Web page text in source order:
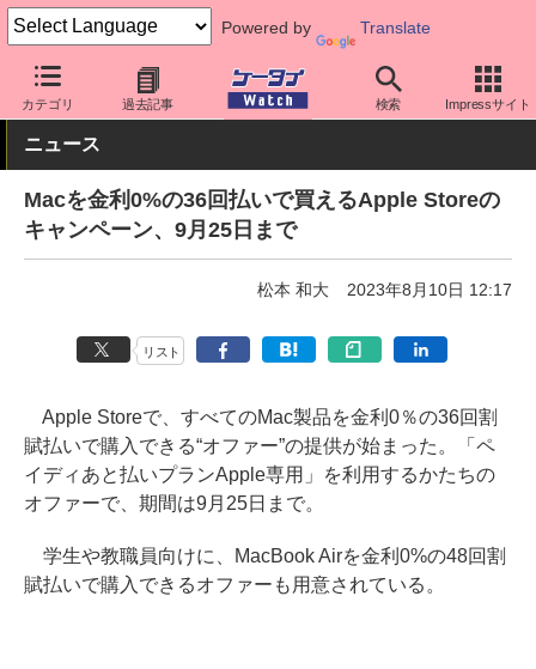
Powered by Translate
カテゴリ 過去記事 検索 Impressサイト
ケータイ Watch OS iPhone (iOS)
ニュース
Macを金利0%の36回払いで買えるApple Storeの
キャンペーン、9月25日まで
松本 和大 2023年8月10日 12:17
リスト
Apple Storeで、すべてのMac製品を金利0％の36回割
賦払いで購入できる“オファー”の提供が始まった。「ペ
イディあと払いプランApple専用」を利用するかたちの
オファーで、期間は9月25日まで。
学生や教職員向けに、MacBook Airを金利0%の48回割
賦払いで購入できるオファーも用意されている。